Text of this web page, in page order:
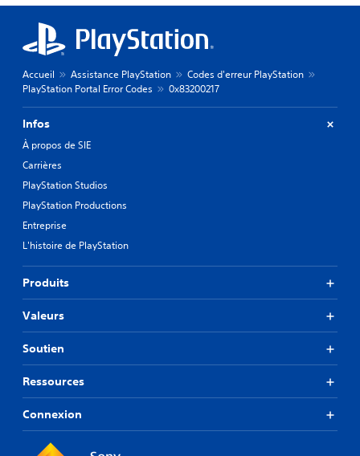
Accueil Assistance PlayStation
Codes d'erreur PlayStation
PlayStation Portal Error Codes
0x83200217
Infos
À propos de SIE
Carrières
PlayStation Studios
PlayStation Productions
Entreprise
L'histoire de PlayStation
Produits
Valeurs
Soutien
Ressources
Connexion